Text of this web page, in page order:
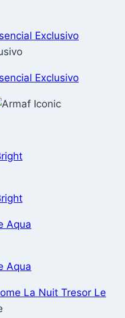
Exclusivo
Exclusivo
Aqua
Aqua
La Nuit Tresor Le